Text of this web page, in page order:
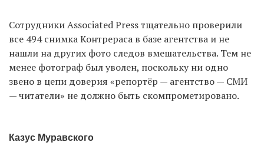
Сотрудники Associated Press тщательно проверили
все 494 снимка Контрераса в базе агентства и не
нашли на других фото следов вмешательства. Тем не
менее фотограф был уволен, поскольку ни одно
звено в цепи доверия «репортёр — агентство — СМИ
— читатели» не должно быть скомпрометировано.
Казус Муравского